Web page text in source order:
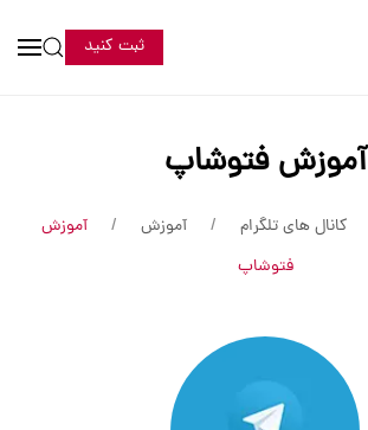
ثبت کنید
آموزش فتوشاپ
کانال های تلگرام آموزش
آموزش
فتوشاپ